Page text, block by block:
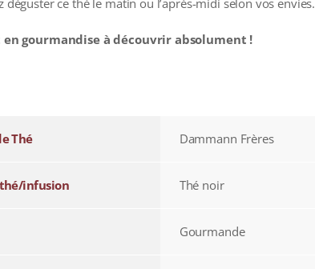
déguster ce thé le matin ou l’après-midi selon vos envies.
gourmandise à découvrir absolument !
Thé Dammann Frères
infusion Thé noir
Gourmande